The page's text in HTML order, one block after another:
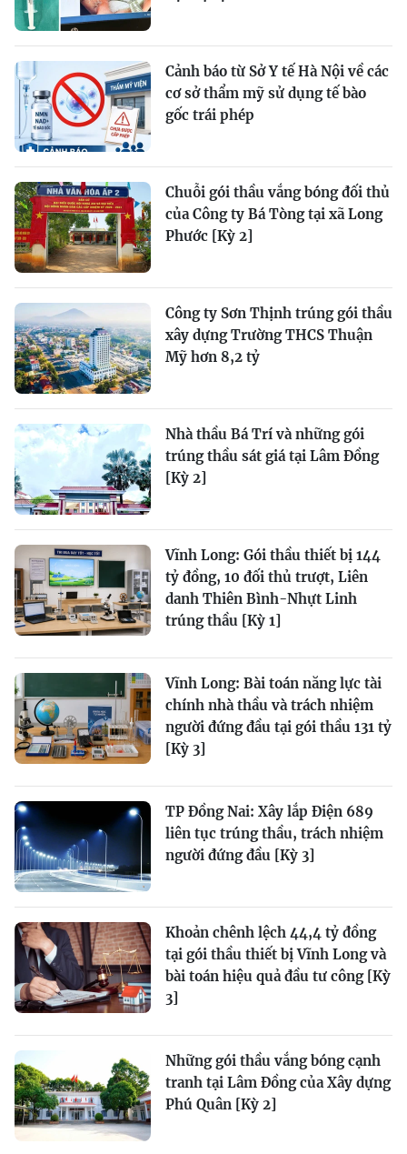
Cảnh báo từ Sở Y tế Hà Nội về các
cơ sở thẩm mỹ sử dụng tế bào
gốc trái phép
Chuỗi gói thầu vắng bóng đối thủ
của Công ty Bá Tòng tại xã Long
Phước [Kỳ 2]
Công ty Sơn Thịnh trúng gói thầu
xây dựng Trường THCS Thuận
Mỹ hơn 8,2 tỷ
Nhà thầu Bá Trí và những gói
trúng thầu sát giá tại Lâm Đồng
[Kỳ 2]
Vĩnh Long: Gói thầu thiết bị 144
tỷ đồng, 10 đối thủ trượt, Liên
danh Thiên Bình-Nhựt Linh
trúng thầu [Kỳ 1]
Vĩnh Long: Bài toán năng lực tài
chính nhà thầu và trách nhiệm
người đứng đầu tại gói thầu 131 tỷ
[Kỳ 3]
TP Đồng Nai: Xây lắp Điện 689
liên tục trúng thầu, trách nhiệm
người đứng đầu [Kỳ 3]
Khoản chênh lệch 44,4 tỷ đồng
tại gói thầu thiết bị Vĩnh Long và
bài toán hiệu quả đầu tư công [Kỳ
3]
Những gói thầu vắng bóng cạnh
tranh tại Lâm Đồng của Xây dựng
Phú Quân [Kỳ 2]